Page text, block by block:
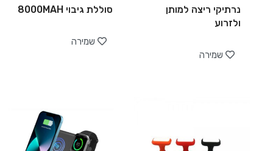
נרתיקי ריצה למותן
ולזרוע
שמירה
סוללת גיבוי 8000MAH
שמירה